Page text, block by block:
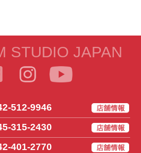
STUDIO JAPAN
512-9946
315-2430
401-2770